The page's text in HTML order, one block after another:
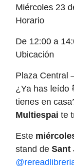
miércoles 23
Horario
De 12:00 a
Ubicación
Plaza Central
¿Ya has leído
tienes en
Multiespai te
Este
stand de Sant